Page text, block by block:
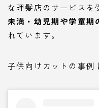
な理髪店のサービス
未満・幼児期や学童期
れています。
子供向けカットの事例